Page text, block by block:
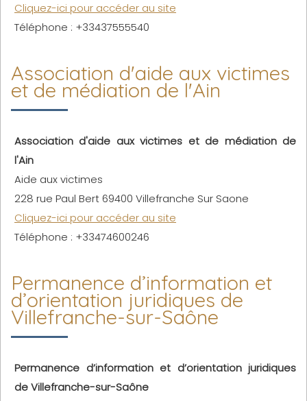
Cliquez-ici pour accéder au site
Téléphone : +33437555540
Association d'aide aux victimes
et de médiation de l'Ain
Association d'aide aux victimes et de médiation de
l'Ain
Aide aux victimes
228 rue Paul Bert 69400 Villefranche Sur Saone
Cliquez-ici pour accéder au site
Téléphone : +33474600246
Permanence d’information et
d’orientation juridiques de
Villefranche-sur-Saône
Permanence d’information et d’orientation juridiques
de Villefranche-sur-Saône